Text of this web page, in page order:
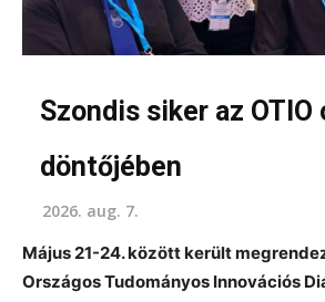
Szondis siker az OTIO
döntőjében
2026. aug. 7.
Május 21-24. között került
Országos Tudományos Innovációs